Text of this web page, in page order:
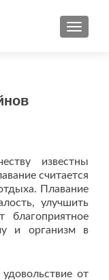
известны
считается
Плавание
улучшить
благоприятное
и организм в
от